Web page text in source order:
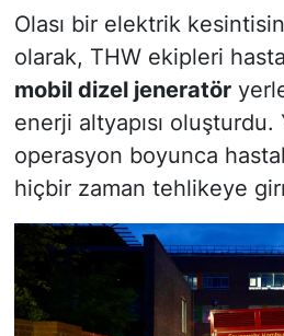
Olası bir elektrik
olarak, THW ekipleri
mobil dizel jeneratör
enerji altyapısı oluşturdu.
operasyon boyunca
hiçbir zaman tehlikeye